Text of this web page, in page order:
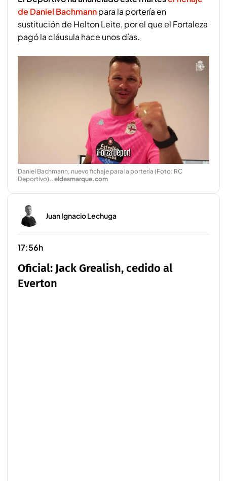
de Daniel Bachmannpara la portería en
sustitución de Helton Leite, por el que el Fortaleza
pagó la cláusula hace unos días.
Daniel Bachmann, nuevo fichaje para la portería (Foto: RC
Deportivo).. eldesmarque.com
Juan Ignacio Lechuga
17:56h
Oficial: Jack Grealish, cedido al
Everton